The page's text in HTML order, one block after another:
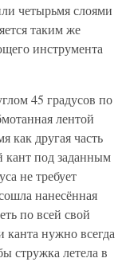
четырьмя слоями
таким же
инструмента
45 градусов по
лентой
как другая часть
под заданным
не требует
нанесённая
по всей свой
нужно всегда
стружка летела в